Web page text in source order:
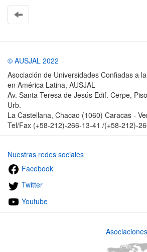
© AUSJAL 2022
Asociación de Universidades Confiadas a
en América Latina, AUSJAL
Av. Santa Teresa de Jesús Edif. Cerpe,
Urb.
La Castellana, Chacao (1060) Caracas -
Tel/Fax (+58-212)-266-13-41 /(+58-212)-
Nuestras redes sociales
Facebook
Twitter
Youtube